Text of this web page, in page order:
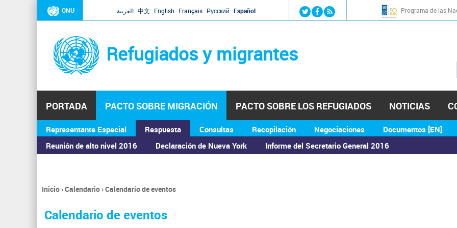
Jump to navigation
ONU العربية 中文 English Français Русский Español Programa de las
Refugiados y migrantes
PORTADA PACTO SOBRE MIGRACIÓN
Representante Especial
Respuesta
Reunión de alto nivel 2016
Declaración de Nueva York Informe del Secretario General 2016
Consultas Recopilación Negociaciones Documentos [EN]
PACTO SOBRE LOS REFUGIADOS NOTICIAS
ASAMBLEA GENERAL
Se
encuentra
usted
Inicio›Calendario›Calendario de eventos
Calendario de eventos